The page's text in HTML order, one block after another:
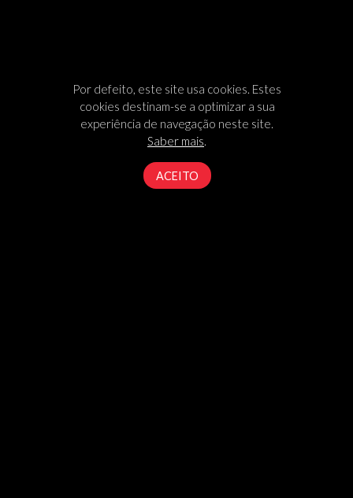
Por defeito, este site usa cookies. Estes
cookies destinam-se a optimizar a sua
experiência de navegação neste site.
Saber mais.
ACEITO